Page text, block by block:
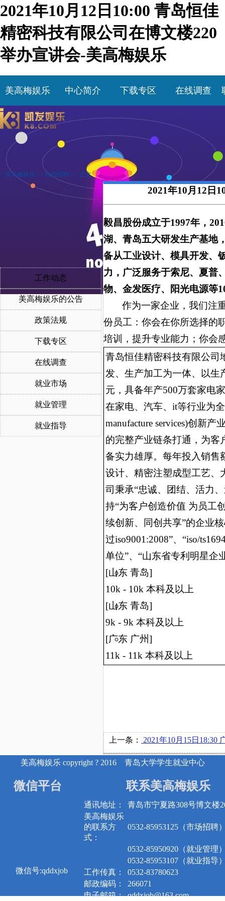
2021年10月12日10:00 青岛恒佳
精密科技有限公司在博文楼220
举办宣讲会-美高梅娱乐
美高梅娱乐 中心简介 下载专区 在线调查
> 美高梅娱乐 >> 校园招聘 >> 正文
工作动态
美高梅娱乐的公告
政策法规
下载专区
在线调查
就业市场
就业管理
就业指导
2021年10月12日
毅昌股份成立于1997年，
湖、青岛五大研发生产基地
备从工业设计、模具开发、
力，广泛服务于索尼、夏普
物、金发医疗、阳光电源等
作为一家企业，我们注
份员工：你会在你所选择的
培训，提升专业能力；你会
青岛恒佳精密科技有限公司
发、生产加工为一体、以生
元，具备年产500万套家电
在家电、汽车、it等行业为
manufacture services)创新
的完整产业链条打通，为客
备实力雄厚。每年投入销售
设计、精密注塑成型工艺、
司秉承“忠诚、团结、活力
持“为客户创造价值 为员工
续创新、同创共享”的企业
过iso9001:2008”、“iso/
单位”、“山东省专利明星企
[山东 青岛]
10k - 10k 本科及以上
[山东 青岛]
9k - 9k 本科及以上
[广东 广州]
11k - 11k 本科及以上
上一条： 2021年10月15日18:30 广东九丰能源集团有限公司在
美高梅娱乐 copyright ? 2016 青岛大学学生就业中心
微信平台
微信号:qddxjob
联系美高梅娱乐
通讯地址：
青岛市宁夏路308号博文楼
美高梅娱乐
的联系方
式：
0532-85953125（市场招聘
0532-85950920（就业管理
0532-85953107（就业指导
工作传真：
0532-83780623
邮政编码：
266071
电子邮箱： qddxjob@163.com